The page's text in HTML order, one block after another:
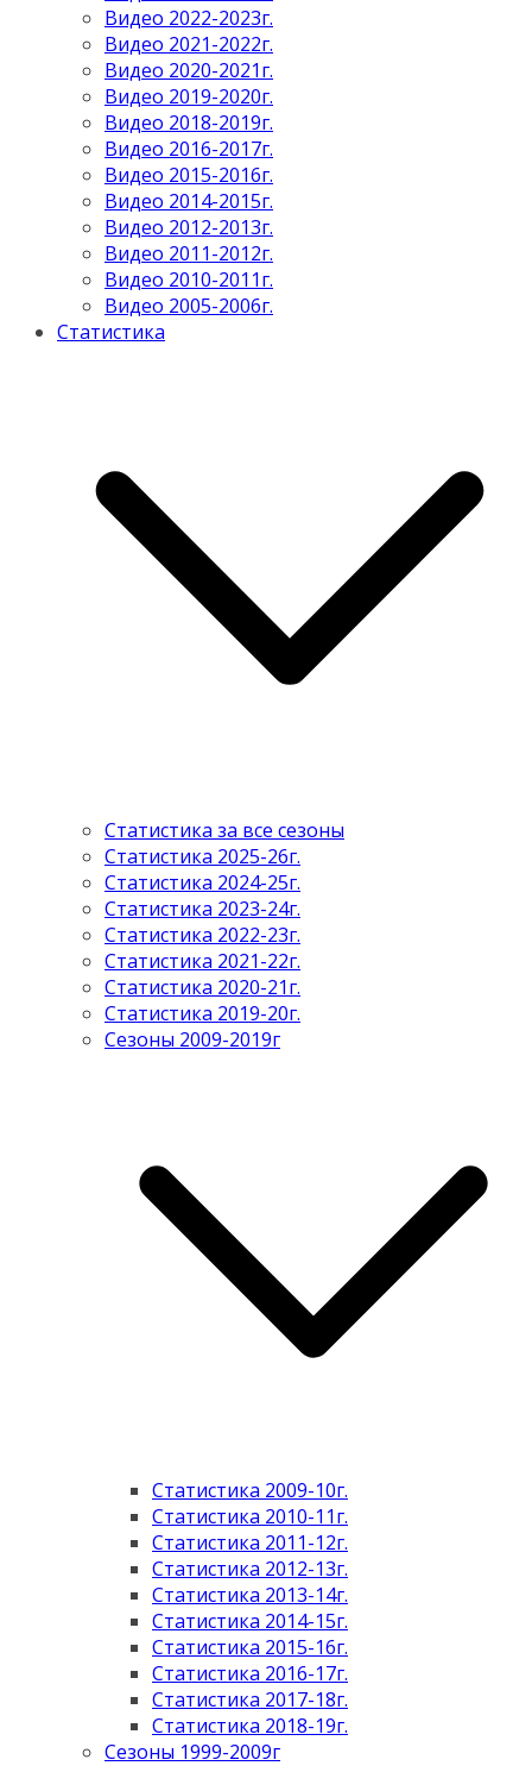
Видео 2022-2023г.
Видео 2021-2022г.
Видео 2020-2021г.
Видео 2019-2020г.
Видео 2018-2019г.
Видео 2016-2017г.
Видео 2015-2016г.
Видео 2014-2015г.
Видео 2012-2013г.
Видео 2011-2012г.
Видео 2010-2011г.
Видео 2005-2006г.
Статистика
Статистика за все сезоны
Статистика 2025-26г.
Статистика 2024-25г.
Статистика 2023-24г.
Статистика 2022-23г.
Статистика 2021-22г.
Статистика 2020-21г.
Статистика 2019-20г.
Сезоны 2009-2019г
Статистика 2009-10г.
Статистика 2010-11г.
Статистика 2011-12г.
Статистика 2012-13г.
Статистика 2013-14г.
Статистика 2014-15г.
Статистика 2015-16г.
Статистика 2016-17г.
Статистика 2017-18г.
Статистика 2018-19г.
Сезоны 1999-2009г